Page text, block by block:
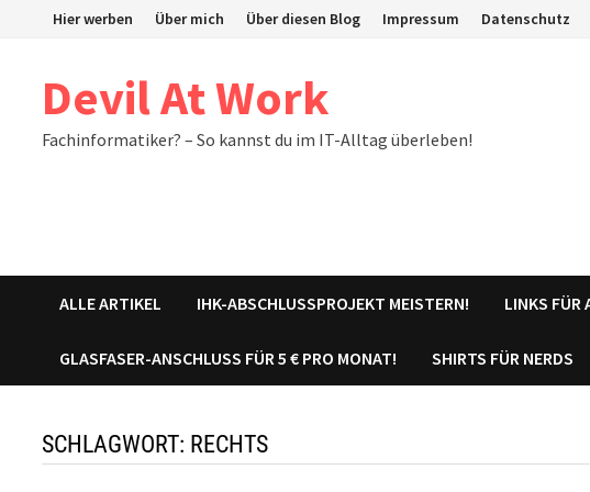
Hier werben Über mich Über diesen Blog Impressum Datenschutz
Devil At Work
Fachinformatiker? – So kannst du im IT-Alltag überleben!
ALLE ARTIKEL IHK-ABSCHLUSSPROJEKT MEISTERN! LINKS FÜR
GLASFASER-ANSCHLUSS FÜR 5 € PRO MONAT! SHIRTS FÜR NERDS
SCHLAGWORT: RECHTS